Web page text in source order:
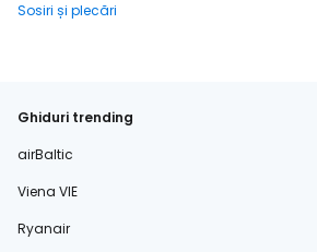
Sosiri și plecări
Ghiduri trending
airBaltic
Viena VIE
Ryanair